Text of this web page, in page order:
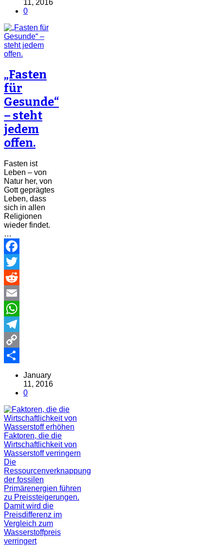
11, 2016
0
„Fasten
für
Gesunde“
– steht
jedem
offen.
Fasten ist
Leben – von
Natur her, von
Gott geprägtes
Leben, dass
sich in allen
Religionen
wieder findet.
…
Facebook
Twitter
Reddit
Email
WhatsApp
Telegram
Copy
January
11, 2016
0